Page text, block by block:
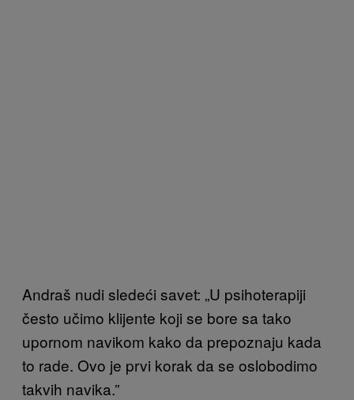
Andraš nudi sledeći savet: „U psihoterapiji
često učimo klijente koji se bore sa tako
upornom navikom kako da prepoznaju kada
to rade. Ovo je prvi korak da se oslobodimo
takvih navika.”